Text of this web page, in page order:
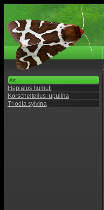
Art
Hepialus humuli
Korscheltellus lupulina
Triodia sylvina